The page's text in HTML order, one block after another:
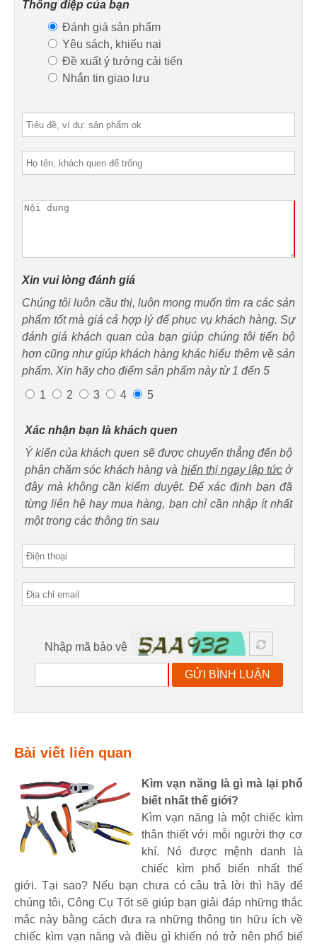
Thông điệp của bạn
Đánh giá sản phẩm
Yêu sách, khiếu nại
Đề xuất ý tưởng cải tiến
Nhắn tin giao lưu
Xin vui lòng đánh giá
Chúng tôi luôn cầu thị, luôn mong muốn tìm ra các sản
phẩm tốt mà giá cả hợp lý để phục vụ khách hàng. Sự
đánh giá khách quan của bạn giúp chúng tôi tiến bộ
hơn cũng như giúp khách hàng khác hiểu thêm về sản
phẩm. Xin hãy cho điểm sản phẩm này từ 1 đến 5
1
2 3 4 5
Xác nhận bạn là khách quen
Ý kiến của khách quen sẽ được chuyển thẳng đến bộ
phận chăm sóc khách hàng và hiển thị ngay lập tứcở
đây mà không cần kiểm duyệt. Để xác định bạn đã
từng liên hệ hay mua hàng, bạn chỉ cần nhập ít nhất
một trong các thông tin sau
Nhập mã bảo vệ
GỬI BÌNH LUẬN
Bài viết liên quan
Kìm vạn năng là gì mà lại phổ
biết nhất thế giới?
Kìm vạn năng là một chiếc kìm
thân thiết với mỗi người thợ cơ
khí. Nó được mệnh danh là
chiếc kìm phổ biến nhất thế
giới. Tại sao? Nếu bạn chưa có câu trả lời thì hãy để
chúng tôi, Công Cụ Tốt sẽ giúp bạn giải đáp những thắc
mắc này bằng cách đưa ra những thông tin hữu ích về
chiếc kìm vạn năng và điều gì khiến nó trở nên phổ biế